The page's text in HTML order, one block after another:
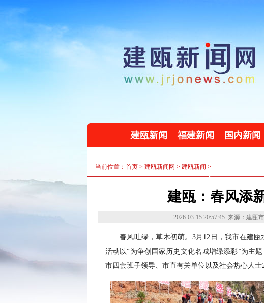
建瓯新闻 福建新闻 国内新闻
当前位置：首页 > 建瓯新闻网 > 建瓯新闻 >
建瓯：春风添
2026-03-15 20:57:45 来源：建瓯
春风吐绿，草木初萌。3月12日，我市在建
活动以“为争创国家历史文化名城增绿添彩”为主
市四套班子领导、市直有关单位以及社会热心人士